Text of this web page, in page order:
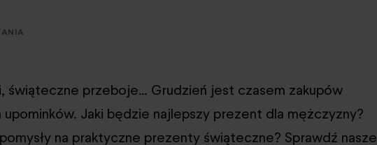
świąteczne przeboje… Grudzień jest czasem zakupów
Jaki będzie najlepszy prezent dla mężczyzny?
na praktyczne prezenty świąteczne? Sprawdź nasze